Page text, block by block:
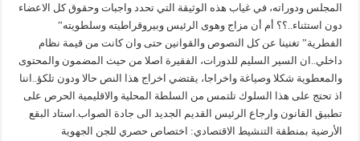
المجلس ودوراته، في غياب هذه الوثيقة التي تحدد واجبات وحقوق كل الاعضاء
دون استثناء..؟؟ أم أن مزاج وهوى الرئيس وبيروقراطيته وسلطويته”
الفطرية” تغنينا عن كل النصوص والقوانين حتى وان كانت من قيمة نظام
داخلي..ان السير السليم للدورات، الفقيرة اصلا من حيث المضمون والمحتوى
والمعطوية شكلا وصياغة واخراجا، يقتضي اخراج هذا النص حالا ودون تلكؤ..اننا
اذ تحتج على هذا السلوك تلتمس من السلطة المحلية والاقليمية الحرص على
تطبيق القانون وارجاع الرئيس القديم الجديد الى جادة الصواب.استاد البقع
الأرضية بمنطقة التنشيط الاقتصادي: اختصاص حصري للجن الجهوية